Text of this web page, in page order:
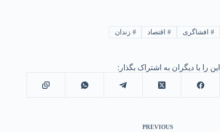
#افشاگری #اقتصاد # زندان
این را با دیگران به اشتراک بگذار:
PREVIOUS